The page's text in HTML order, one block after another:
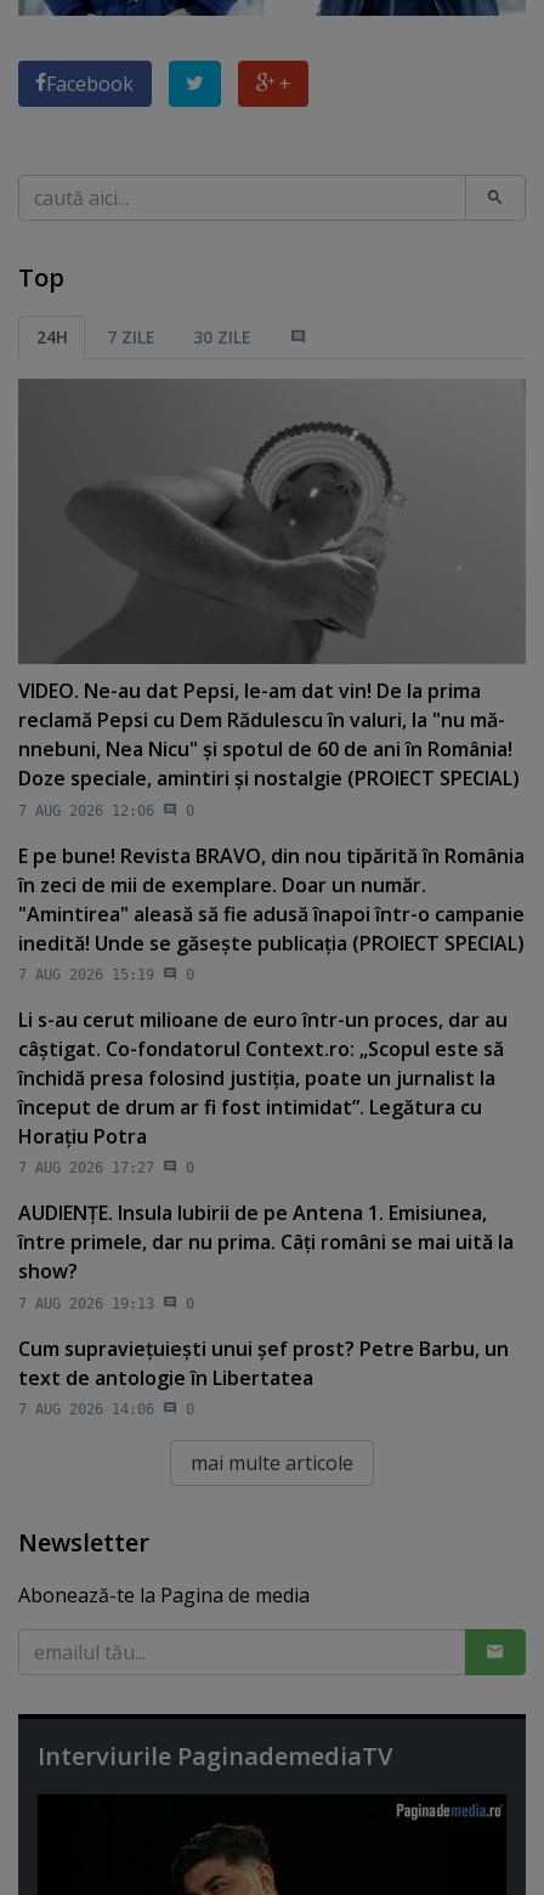
Facebook +
Caută
Top
24H 7 ZILE 30 ZILE
VIDEO. Ne-au dat Pepsi, le-am dat vin! De la prima
reclamă Pepsi cu Dem Rădulescu în valuri, la "nu mă-
nnebuni, Nea Nicu" şi spotul de 60 de ani în România!
Doze speciale, amintiri şi nostalgie (PROIECT SPECIAL)
7 AUG 2026 12:06 0
E pe bune! Revista BRAVO, din nou tipărită în România
în zeci de mii de exemplare. Doar un număr.
"Amintirea" aleasă să fie adusă înapoi într-o campanie
inedită! Unde se găseşte publicaţia (PROIECT SPECIAL)
7 AUG 2026 15:19 0
Li s-au cerut milioane de euro într-un proces, dar au
câştigat. Co-fondatorul Context.ro: „Scopul este să
închidă presa folosind justiţia, poate un jurnalist la
început de drum ar fi fost intimidat”. Legătura cu
Horaţiu Potra
7 AUG 2026 17:27 0
AUDIENŢE. Insula Iubirii de pe Antena 1. Emisiunea,
între primele, dar nu prima. Câţi români se mai uită la
show?
7 AUG 2026 19:13 0
Cum supravieţuieşti unui şef prost? Petre Barbu, un
text de antologie în Libertatea
7 AUG 2026 14:06 0
mai multe articole
Newsletter
Abonează-te la Pagina de media
Interviurile PaginademediaTV